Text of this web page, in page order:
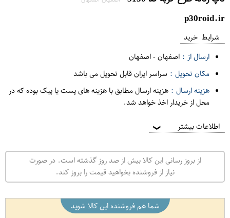
p30roid.ir
شرایط خرید
ارسال از : اصفهان-اصفهان
مکان تحویل : سراسر ایران قابل تحویل می باشد
هزینه ارسال : هزینه ارسال مطابق با هزینه های پست یا پیک بوده که در
محل از خریدار اخذ خواهد شد.
اطلاعات بیشتر ❯
از بروز رسانی این کالا بیش از صد روز گذشته است. در صورت
نیاز از فروشنده بخواهید قیمت را بروز کند.
شما هم فروشنده این کالا شوید